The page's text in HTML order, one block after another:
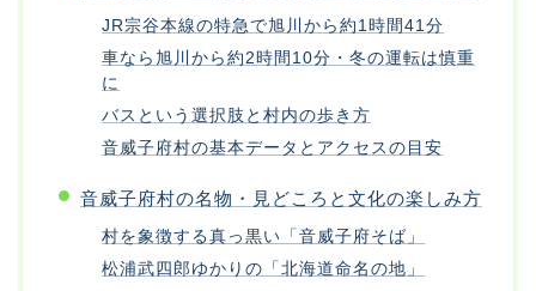
JR宗谷本線の特急で旭川から約1時間41分
車なら旭川から約2時間10分・冬の運転は慎重
に
バスという選択肢と村内の歩き方
音威子府村の基本データとアクセスの目安
音威子府村の名物・見どころと文化の楽しみ方
村を象徴する真っ黒い「音威子府そば」
松浦武四郎ゆかりの「北海道命名の地」